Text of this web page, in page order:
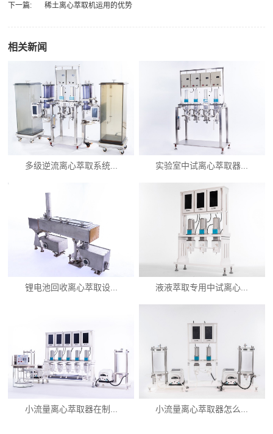
下一篇: 稀土离心萃取机运用的优势
相关新闻
多级逆流离心萃取系统... 实验室中试离心萃取器...
锂电池回收离心萃取设... 液液萃取专用中试离心...
小流量离心萃取器在制... 小流量离心萃取器怎么...